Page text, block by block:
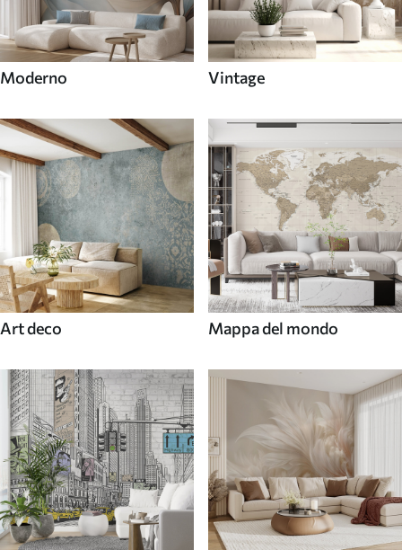
Moderno Vintage
Art deco Mappa del mondo